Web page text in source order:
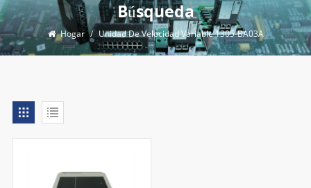
Búsqueda
Hogar / Unidad De Velocidad Variable 1305-BA03A